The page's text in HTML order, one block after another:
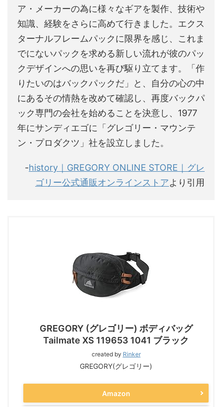
ア・メーカーの為に様々なギアを製作、技術や
知識、経験をさらに高めて行きました。エクス
ターナルフレームパックに限界を感じ、これま
でにないパックを求める新しい流れが彼のパッ
クデザインへの思いを再び駆り立てます。「作
りたいのはバックパックだ」と、自分の心の中
にあるその情熱を改めて確認し、再度バックパ
ック専門の会社を始めることを決意し、1977
年にサンディエゴに「グレゴリー・マウンテ
ン・プロダクツ」社を設立しました。
-history｜GREGORY ONLINE STORE｜グレ
ゴリー公式通販オンラインストアより引用
GREGORY (グレゴリー) ボディバッグ
Tailmate XS 119653 1041 ブラック
created by Rinker
GREGORY(グレゴリー)
Amazon